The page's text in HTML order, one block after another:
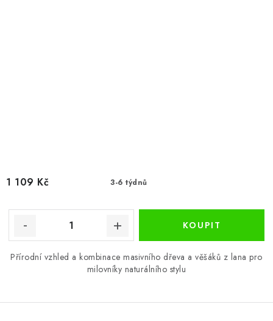
3-6 týdnů
1 109 Kč
Přírodní vzhled a kombinace masivního dřeva a věšáků z lana pro
milovníky naturálního stylu